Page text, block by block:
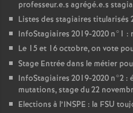
professeur.e.s agrégé.e.s
Listes des stagiaires titularisés
InfoStagiaires 2019-2020 n°1
Le 15 et 16 octobre, on vote
Stage Entrée dans le métier
InfoStagiaires 2019-2020 n°2 :
mutations, stage du 22
Elections à l’INSPE : la FSU